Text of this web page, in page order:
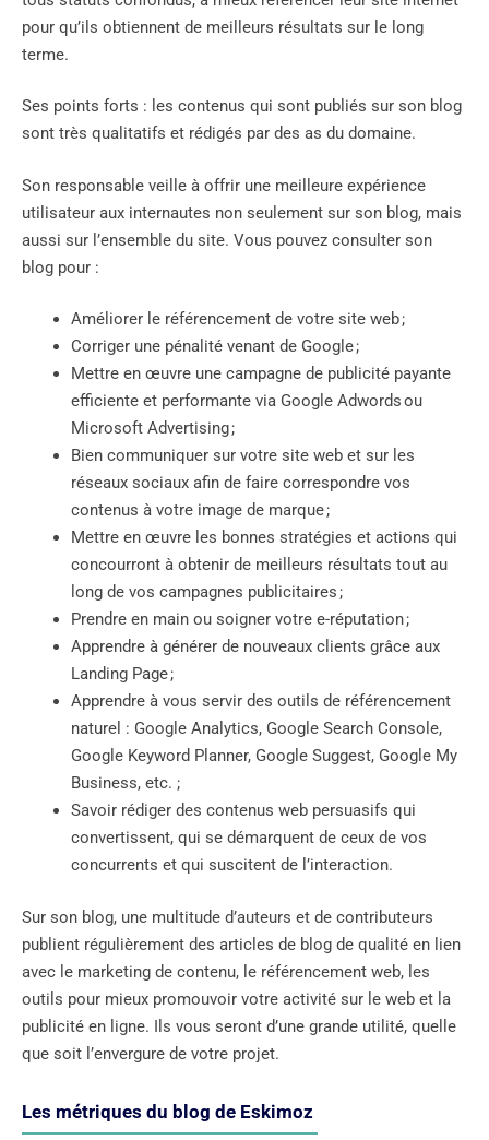
pour qu’ils obtiennent de meilleurs résultats sur le long
terme.
Ses points forts : les contenus qui sont publiés sur son blog
sont très qualitatifs et rédigés par des as du domaine.
Son responsable veille à offrir une meilleure expérience
utilisateur aux internautes non seulement sur son blog, mais
aussi sur l’ensemble du site. Vous pouvez consulter son
blog pour :
Améliorer le référencement de votre site web ;
Corriger une pénalité venant de Google ;
Mettre en œuvre une campagne de publicité payante
efficiente et performante via Google Adwords ou
Microsoft Advertising ;
Bien communiquer sur votre site web et sur les
réseaux sociaux afin de faire correspondre vos
contenus à votre image de marque ;
Mettre en œuvre les bonnes stratégies et actions qui
concourront à obtenir de meilleurs résultats tout au
long de vos campagnes publicitaires ;
Prendre en main ou soigner votre e-réputation ;
Apprendre à générer de nouveaux clients grâce aux
Landing Page ;
Apprendre à vous servir des outils de référencement
naturel : Google Analytics, Google Search Console,
Google Keyword Planner, Google Suggest, Google My
Business, etc. ;
Savoir rédiger des contenus web persuasifs qui
convertissent, qui se démarquent de ceux de vos
concurrents et qui suscitent de l’interaction.
Sur son blog, une multitude d’auteurs et de contributeurs
publient régulièrement des articles de blog de qualité en lien
avec le marketing de contenu, le référencement web, les
outils pour mieux promouvoir votre activité sur le web et la
publicité en ligne. Ils vous seront d’une grande utilité, quelle
que soit l’envergure de votre projet.
Les métriques du blog de Eskimoz